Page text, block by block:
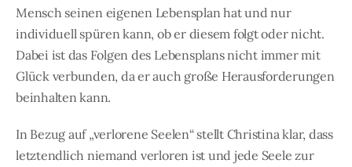
Mensch seinen eigenen Lebensplan hat und nur
individuell spüren kann, ob er diesem folgt oder nicht.
Dabei ist das Folgen des Lebensplans nicht immer mit
Glück verbunden, da er auch große Herausforderungen
beinhalten kann.
In Bezug auf „verlorene Seelen“ stellt Christina klar, dass
letztendlich niemand verloren ist und jede Seele zur